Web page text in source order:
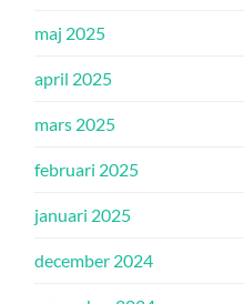
maj 2025
april 2025
mars 2025
februari 2025
januari 2025
december 2024